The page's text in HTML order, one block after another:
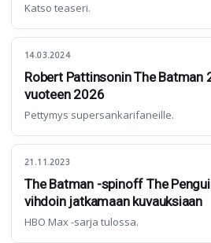
Katso teaseri.
14.03.2024
Robert Pattinsonin The Batman
vuoteen 2026
Pettymys supersankarifaneille.
21.11.2023
The Batman -spinoff The
vihdoin jatkamaan kuvauksiaan
HBO Max -sarja tulossa.